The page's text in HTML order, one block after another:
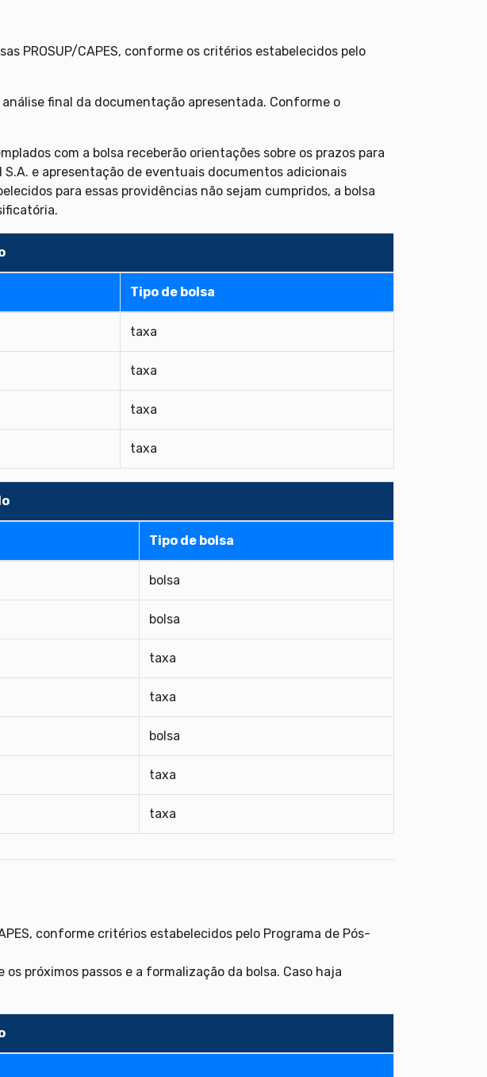
PROSUP/CAPES, conforme os critérios estabelecidos pelo
final da documentação apresentada. Conforme o
com a bolsa receberão orientações sobre os prazos para
e apresentação de eventuais documentos adicionais
para essas providências não sejam cumpridos, a bolsa
Tipo de bolsa
taxa
taxa
taxa
taxa
Tipo de bolsa
bolsa
bolsa
taxa
taxa
bolsa
taxa
taxa
conforme critérios estabelecidos pelo Programa de Pós-
próximos passos e a formalização da bolsa. Caso haja